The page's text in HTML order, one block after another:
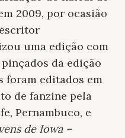
2009, por ocasião
uma edição com
da edição
foram editados em
de fanzine pela
Pernambuco, e
de Iowa –